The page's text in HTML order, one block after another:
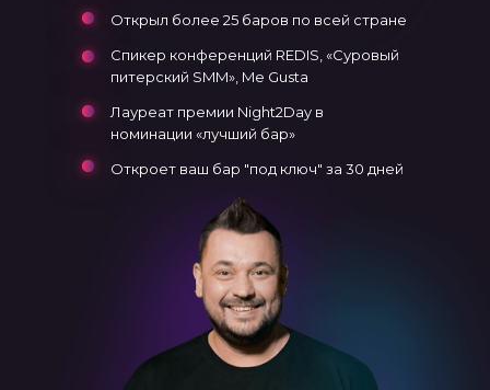
Открыл более 25 баров по всей стране
Лауреат премии Night2Day в
номинации «лучший бар»
Спикер конференций REDIS, «Суровый
питерский SMM», Me Gusta
Откроет ваш бар "под ключ" за 30 дней